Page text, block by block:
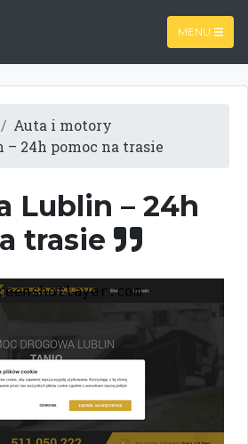
MENU
Auta i motory
– 24h pomoc na trasie
Lublin – 24h
trasie